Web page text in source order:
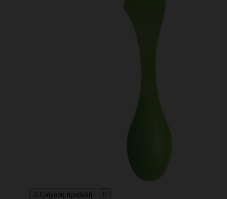
 Γρήγορη προβολή 